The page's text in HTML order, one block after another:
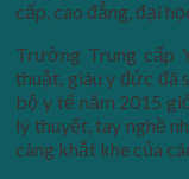
cấp, cao đẳng, đại
Trường Trung cấp
thuật, giàu y đức đã
bộ y tế năm 2015
lý thuyết, tay nghề
càng khắt khe của